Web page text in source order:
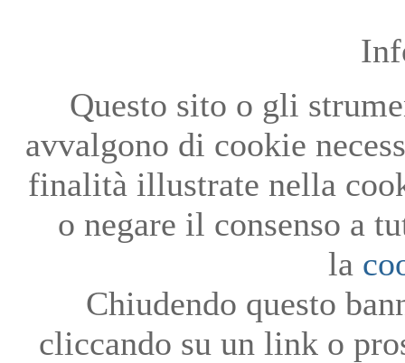
Questo sito o gli
avvalgono di cookie
finalità illustrate nella
o negare il consenso a
la
Chiudendo questo
cliccando su un link o